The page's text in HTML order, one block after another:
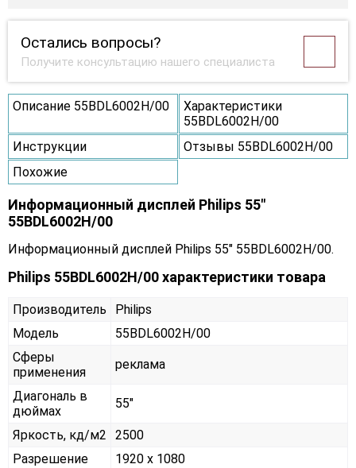
Остались вопросы?
Получите консультацию нашего специалиста
Описание 55BDL6002H/00
Характеристики
55BDL6002H/00
Инструкции
Отзывы 55BDL6002H/00
Похожие
Информационный дисплей Philips 55"
55BDL6002H/00
Информационный дисплей Philips 55" 55BDL6002H/00.
Philips 55BDL6002H/00 характеристики товара
Производитель
Philips
Модель
55BDL6002H/00
Сферы
применения
реклама
Диагональ в
дюймах
55"
Яркость, кд/м2
2500
Разрешение
1920 x 1080